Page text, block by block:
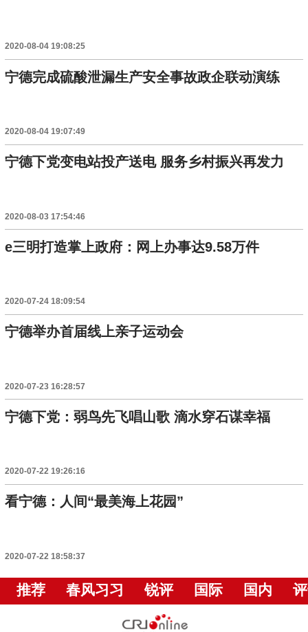
2020-08-04 19:08:25
宁德完成硫酸泄漏生产安全事故政企联动演练
2020-08-04 19:07:49
宁德下党变电站投产送电 服务乡村振兴再发力
2020-08-03 17:54:46
e三明打造掌上政府：网上办事达9.58万件
2020-07-24 18:09:54
宁德举办首届线上亲子运动会
2020-07-23 16:28:57
宁德下党：弱鸟先飞唱山歌 滴水穿石谋幸福
2020-07-22 19:26:16
看宁德：人间“最美海上花园”
2020-07-22 18:58:37
推荐 春风习习 锐评 国际 国内